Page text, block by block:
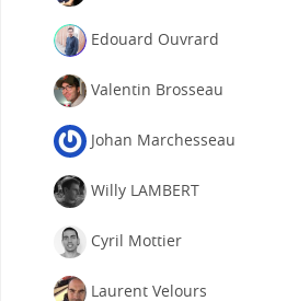
Edouard Ouvrard
Valentin Brosseau
Johan Marchesseau
Willy LAMBERT
Cyril Mottier
Laurent Velours